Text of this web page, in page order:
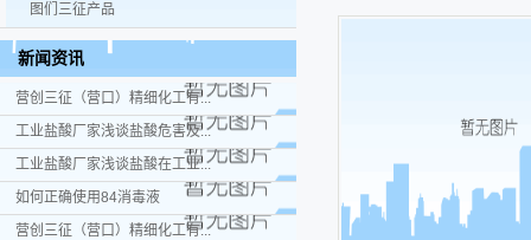
图们三征产品
新闻资讯
营创三征（营口）精细化工有...
工业盐酸厂家浅谈盐酸危害及...
工业盐酸厂家浅谈盐酸在工业...
如何正确使用84消毒液
营创三征（营口）精细化工有...